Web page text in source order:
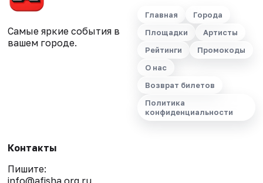
Самые яркие события в
вашем городе.
Главная
Города
Площадки
Артисты
Рейтинги
Промокоды
О нас
Возврат билетов
Политика
конфиденциальности
Контакты
Пишите: